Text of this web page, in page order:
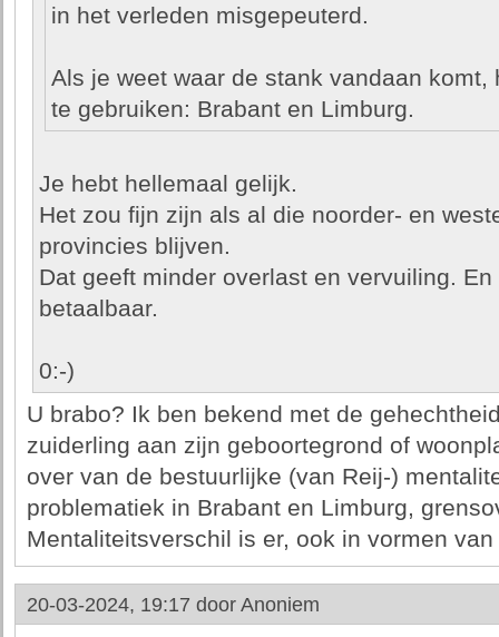
in het verleden misgepeuterd.
Als je weet waar de stank vandaan
te gebruiken: Brabant en Limburg.
Je hebt hellemaal gelijk.
Het zou fijn zijn als al die noorder- en
provincies blijven.
Dat geeft minder overlast en vervuiling.
betaalbaar.
0:-)
U brabo? Ik ben bekend met de
zuiderling aan zijn geboortegrond of
over van de bestuurlijke (van Reij-)
problematiek in Brabant en Limburg,
Mentaliteitsverschil is er, ook in vormen
20-03-2024, 19:17 door Anoniem